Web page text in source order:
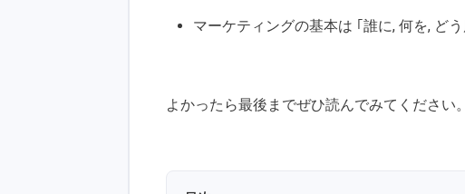
マーケティングの基本は ｢誰に, 何を, ど
よかったら最後までぜひ読んでみてください。